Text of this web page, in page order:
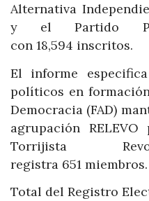
Alternativa
y el Partido
con 18,594 inscritos.
El informe
políticos en
Democracia (FAD)
agrupación
Torrijista
registra 651 miembros.
Total del Registro